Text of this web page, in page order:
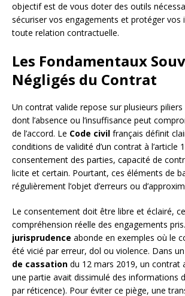
objectif est de vous doter des outils
sécuriser vos engagements et protéger vos
toute relation contractuelle.
Les Fondamentaux
Négligés du Contrat
Un contrat valide repose sur plusieurs
dont l’absence ou l’insuffisance peut
de l’accord. Le Code civil français définit
conditions de validité d’un contrat à l’article
consentement des parties, capacité de
licite et certain. Pourtant, ces éléments de
régulièrement l’objet d’erreurs ou
Le consentement doit être libre et éclairé,
compréhension réelle des engagements
jurisprudence abonde en exemples où le
été vicié par erreur, dol ou violence. Dans
de cassation du 12 mars 2019, un contrat
une partie avait dissimulé des informations
par réticence). Pour éviter ce piège, une